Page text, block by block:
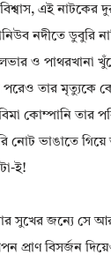
এই নাটকের
নদীতে ডুবুরি
ও পাথরখানা
তার মৃত্যুকে
কোম্পানি তার
নোট ভাঙাতে
ই!
সুখের জন্যে
প্রাণ বিসর্জন